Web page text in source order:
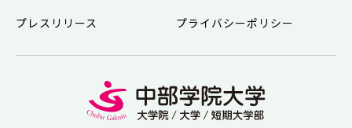
プレスリリース プライバシーポリシー